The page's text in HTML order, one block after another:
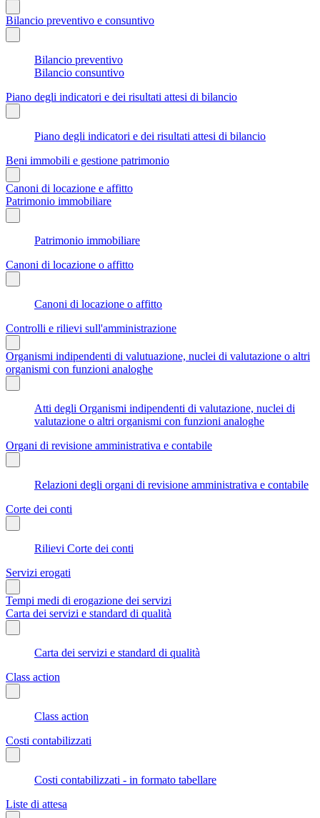
Bilancio preventivo e consuntivo
Bilancio preventivo
Bilancio consuntivo
Piano degli indicatori e dei risultati attesi di bilancio
Piano degli indicatori e dei risultati attesi di bilancio
Beni immobili e gestione patrimonio
Canoni di locazione e affitto
Patrimonio immobiliare
Patrimonio immobiliare
Canoni di locazione o affitto
Canoni di locazione o affitto
Controlli e rilievi sull'amministrazione
Organismi indipendenti di valutuazione, nuclei di valutazione o altri
organismi con funzioni analoghe
Atti degli Organismi indipendenti di valutazione, nuclei di
valutazione o altri organismi con funzioni analoghe
Organi di revisione amministrativa e contabile
Relazioni degli organi di revisione amministrativa e contabile
Corte dei conti
Rilievi Corte dei conti
Servizi erogati
Tempi medi di erogazione dei servizi
Carta dei servizi e standard di qualità
Carta dei servizi e standard di qualità
Class action
Class action
Costi contabilizzati
Costi contabilizzati - in formato tabellare
Liste di attesa